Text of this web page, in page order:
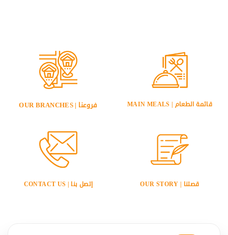
قائمة الطعام | MAIN MEALS فروعنا | OUR BRANCHES
قصتنا | OUR STORY إتصل بنا | CONTACT US